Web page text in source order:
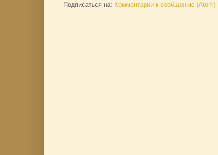
Подписаться на: Комментарии к сообщению (Atom)